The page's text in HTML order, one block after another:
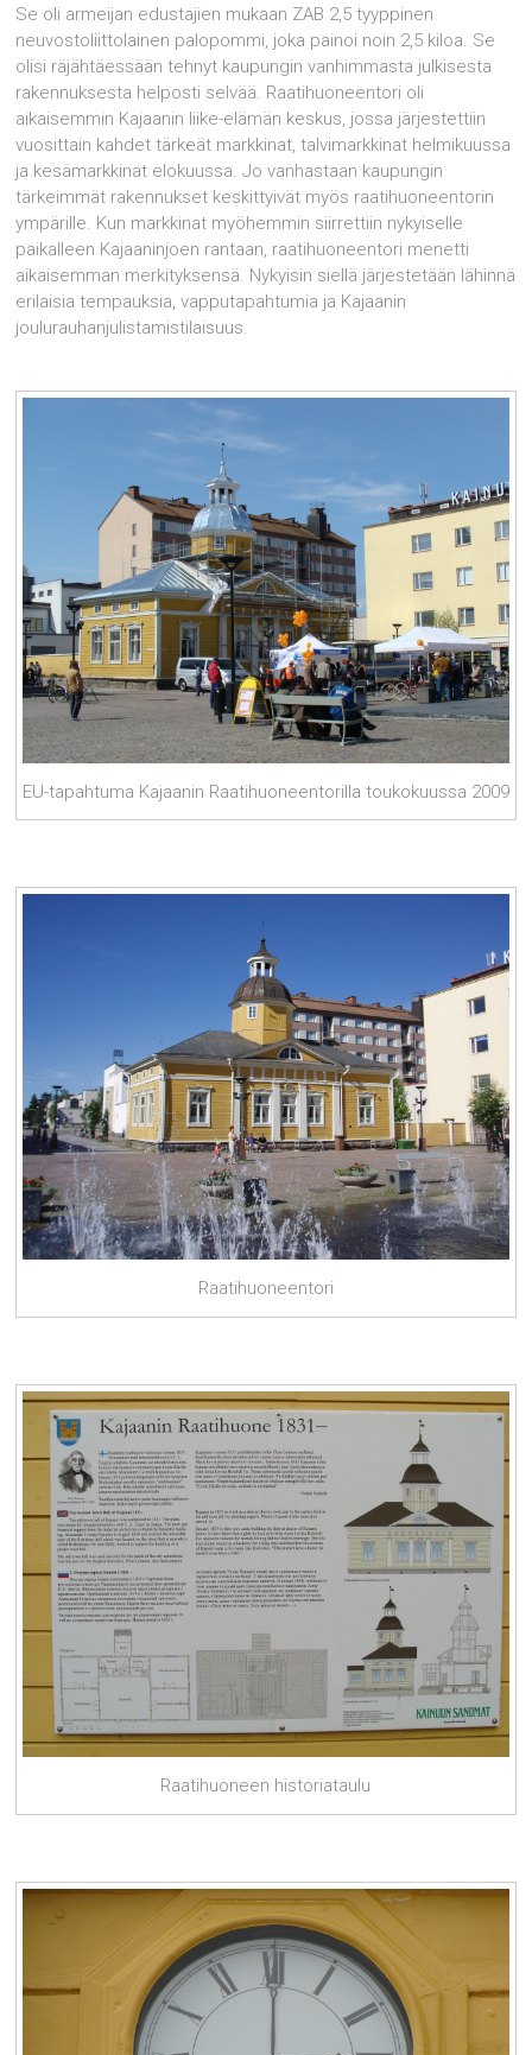
Se oli armeijan edustajien mukaan ZAB 2,5 tyyppinen
neuvostoliittolainen palopommi, joka painoi noin 2,5 kiloa. Se
olisi räjähtäessään tehnyt kaupungin vanhimmasta julkisesta
rakennuksesta helposti selvää. Raatihuoneentori oli
aikaisemmin Kajaanin liike-elämän keskus, jossa järjestettiin
vuosittain kahdet tärkeät markkinat, talvimarkkinat helmikuussa
ja kesämarkkinat elokuussa. Jo vanhastaan kaupungin
tärkeimmät rakennukset keskittyivät myös raatihuoneentorin
ympärille. Kun markkinat myöhemmin siirrettiin nykyiselle
paikalleen Kajaaninjoen rantaan, raatihuoneentori menetti
aikaisemman merkityksensä. Nykyisin siellä järjestetään lähinnä
erilaisia tempauksia, vapputapahtumia ja Kajaanin
joulurauhanjulistamistilaisuus.
EU-tapahtuma Kajaanin Raatihuoneentorilla toukokuussa 2009
Raatihuoneentori
Raatihuoneen historiataulu